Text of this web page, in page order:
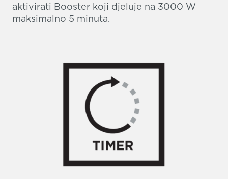
aktivirati Booster koji djeluje na 3000 W
maksimalno 5 minuta.